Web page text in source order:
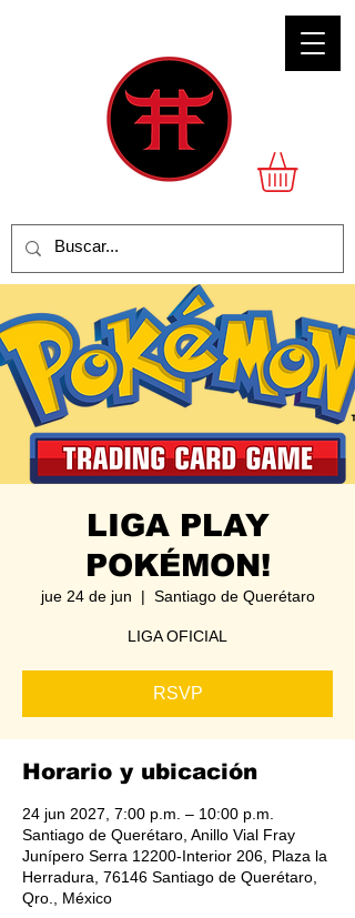
LIGA PLAY
POKÉMON!
jue 24 de jun
  |
Santiago de Querétaro
LIGA OFICIAL
RSVP
Horario y ubicación
24 jun 2027, 7:00 p.m. – 10:00 p.m.
Santiago de Querétaro, Anillo Vial Fray
Junípero Serra 12200-Interior 206, Plaza la
Herradura, 76146 Santiago de Querétaro,
Qro., México